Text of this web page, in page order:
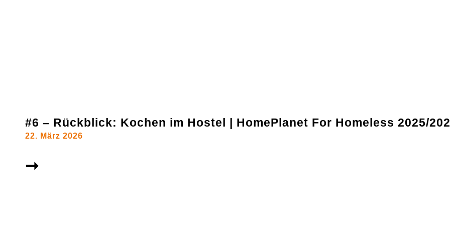
#6 – Rückblick: Kochen im Hostel | HomePlanet For Homeless 2025/
22. März 2026
➞